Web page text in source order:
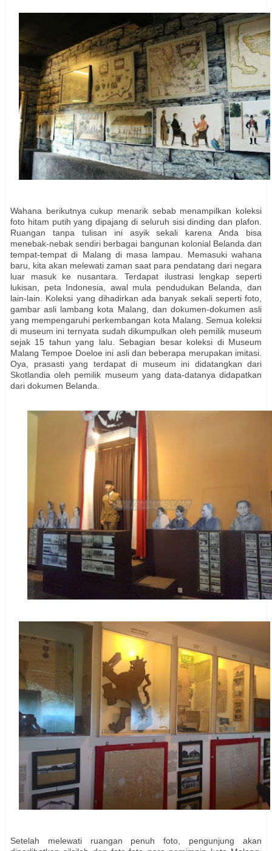
Wahana berikutnya cukup menarik sebab menampilkan koleksi
foto hitam putih yang dipajang di seluruh sisi dinding dan plafon.
Ruangan tanpa tulisan ini asyik sekali karena Anda bisa
menebak-nebak sendiri berbagai bangunan kolonial Belanda dan
tempat-tempat di Malang di masa lampau. Memasuki wahana
baru, kita akan melewati zaman saat para pendatang dari negara
luar masuk ke nusantara. Terdapat ilustrasi lengkap seperti
lukisan, peta Indonesia, awal mula pendudukan Belanda, dan
lain-lain. Koleksi yang dihadirkan ada banyak sekali seperti foto,
gambar asli lambang kota Malang, dan dokumen-dokumen asli
yang mempengaruhi perkembangan kota Malang. Semua koleksi
di museum ini ternyata sudah dikumpulkan oleh pemilik museum
sejak 15 tahun yang lalu. Sebagian besar koleksi di Museum
Malang Tempoe Doeloe ini asli dan beberapa merupakan imitasi.
Oya, prasasti yang terdapat di museum ini didatangkan dari
Skotlandia oleh pemilik museum yang data-datanya didapatkan
dari dokumen Belanda.
Setelah melewati ruangan penuh foto, pengunjung akan